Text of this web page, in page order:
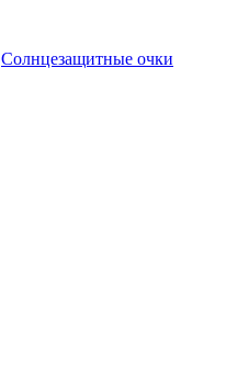
Солнцезащитные очки